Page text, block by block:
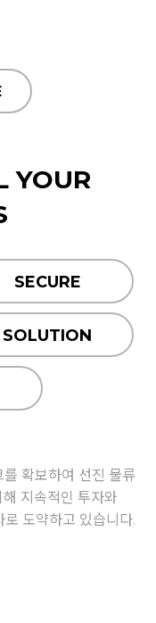
YOUR
SECURE
SOLUTION
확보하여 선진 물류
지속적인 투자와
도약하고 있습니다.